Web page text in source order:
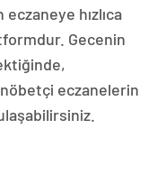
hızlıca
Gecenin
eczanelerin